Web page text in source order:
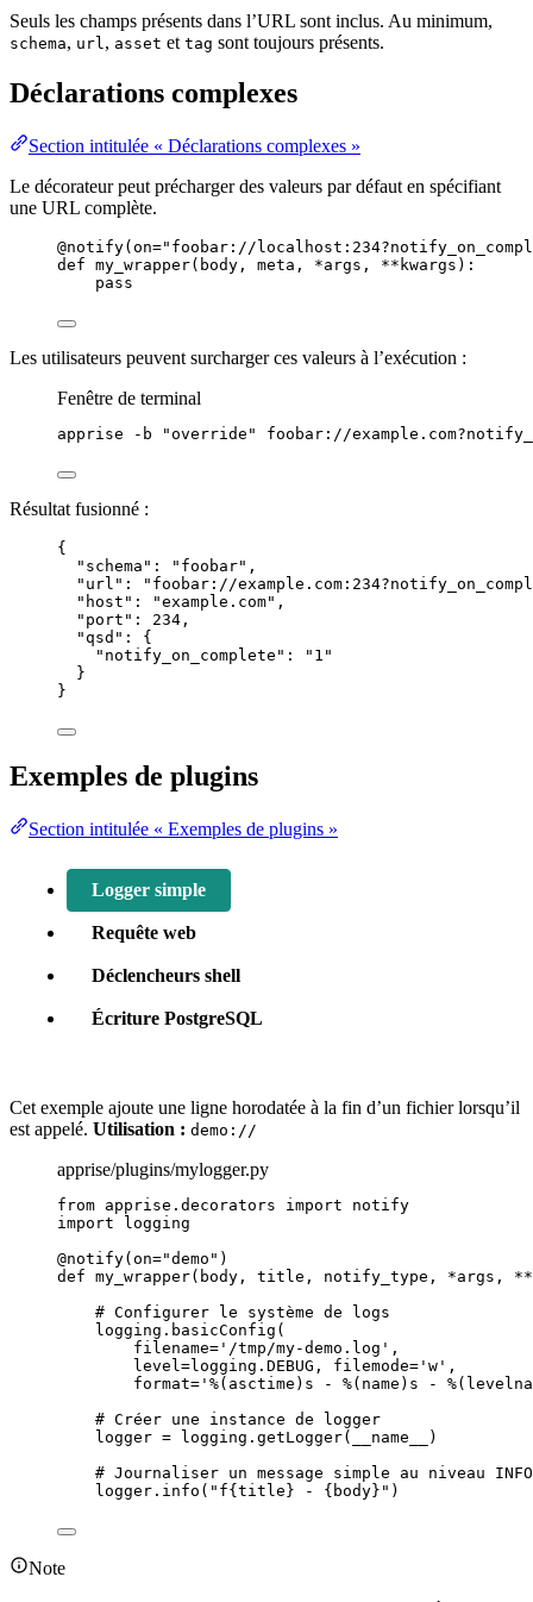
Seuls les champs présents dans l’URL sont inclus. Au minimum,
schema, url, asset et tag sont toujours présents.
Déclarations complexes
Section intitulée « Déclarations complexes »
Le décorateur peut précharger des valeurs par défaut en spécifiant
une URL complète.
@notify( on=" foobar://
def my_wrapper( body , meta , *args , **kwargs ) :
pass
Les utilisateurs peuvent surcharger ces valeurs à l’exécution :
Fenêtre de terminal
apprise -b "override " foobar://
Résultat fusionné :
{
"schema" : " foobar" ,
"url" : " foobar://
"host" : "example.com" ,
"port" : 234 ,
"qsd" : {
"notify_on_complete" : " 1 "
}
}
Exemples de plugins
Section intitulée « Exemples de plugins »
Logger simple
Requête web
Déclencheurs shell
Écriture PostgreSQL
Cet exemple ajoute une ligne horodatée à la fin d’un fichier lorsqu’il
est appelé. Utilisation : demo://
apprise/plugins/mylogger.py
from apprise.decorators import notify
import logging
@notify(on="demo " )
def my_wrapper( body , title , notify_type , *args ,
# Configurer le système de logs
logging. basicConfig (
filename= ' /tmp/my-demo.log ' ,
level =logging.DEBUG , filemode= ' w ' ,
format= ' %(asctime)s - %(name)s -
# Créer une instance de logger
logger = logging. getLogger( __name__
)
# Journaliser un message simple au niveau INFO
logger. info ( " f{title} - {body} " )
Note